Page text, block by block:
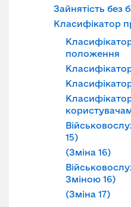
Зайнятість без
Класифікатор
положення
15)
(Зміна 16)
Зміною 16)
(Зміна 17)